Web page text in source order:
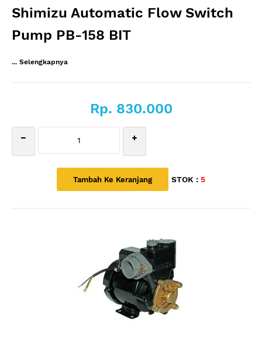
Shimizu Automatic Flow Switch
Pump PB-158 BIT
... Selengkapnya
Rp. 830.000
STOK : 5